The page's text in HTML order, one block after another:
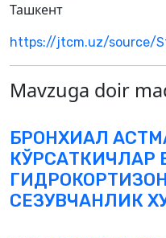
Ташкент
https://jtcm.uz/source/
Mavzuga doir
БРОНХИАЛ
КЎРСАТКИЧЛАР
СЕЗУВЧАНЛИК